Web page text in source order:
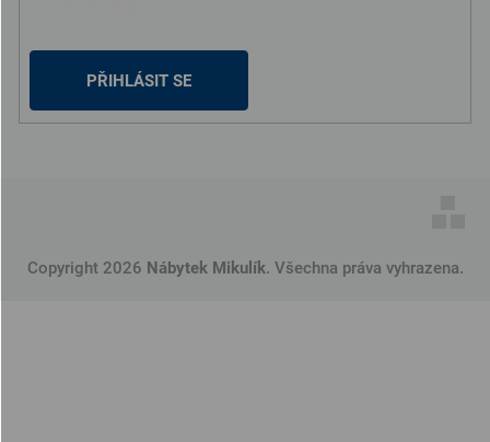
PŘIHLÁSIT SE
Copyright 2026 Nábytek Mikulík. Všechna práva vyhrazena.